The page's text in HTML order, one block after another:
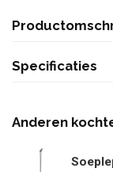
Specificaties
Anderen